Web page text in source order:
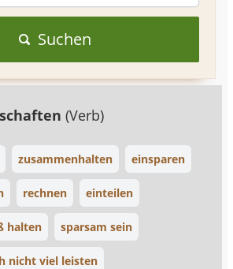
Suchen
(Verb)
zusammenhalten einsparen
rechnen einteilen
halten sparsam sein
nicht viel leisten